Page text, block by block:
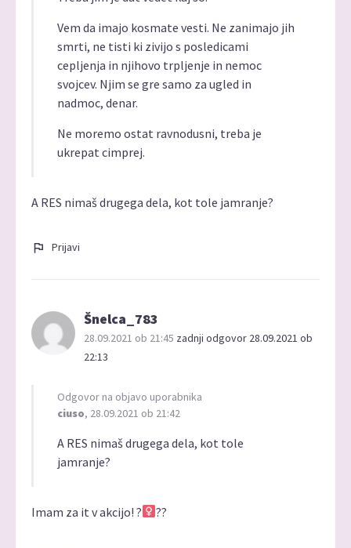
Vem da imajo kosmate vesti. Ne zanimajo jih
smrti, ne tisti ki zivijo s posledicami
cepljenja in njihovo trpljenje in nemoc
svojcev. Njim se gre samo za ugled in
nadmoc, denar.
Ne moremo ostat ravnodusni, treba je
ukrepat cimprej.
A RES nimaš drugega dela, kot tole jamranje?
Prijavi
Šnelca_783
28.09.2021 ob 21:45 zadnji odgovor 28.09.2021 ob
22:13
Odgovor na objavo uporabnika
ciuso, 28.09.2021 ob 21:42
A RES nimaš drugega dela, kot tole
jamranje?
Imam za it v akcijo! ?‍ ??